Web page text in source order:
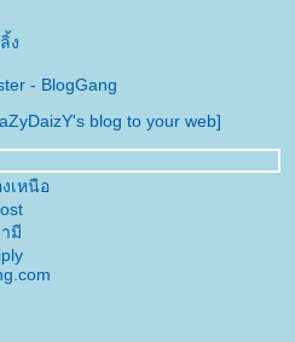
ง
- BlogGang
blog to your web]
เหนือ
มี